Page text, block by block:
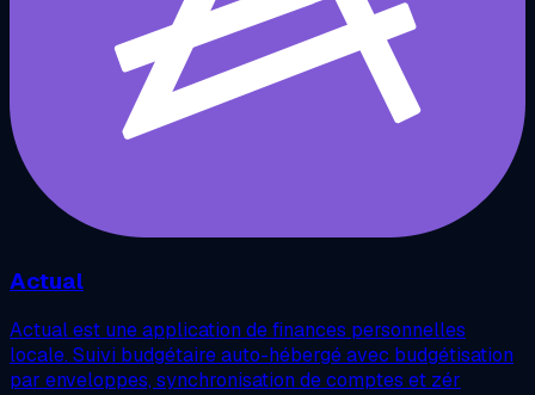
Actual
Actual est une application de finances personnelles
locale. Suivi budgétaire auto-hébergé avec budgétisation
par enveloppes, synchronisation de comptes et zér